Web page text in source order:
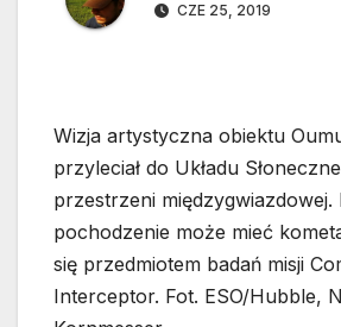
CZE 25, 2019
Wizja artystyczna obiektu
przyleciał do Układu
przestrzeni międzygwiazdowej.
pochodzenie może mieć
się przedmiotem badań misji
Interceptor. Fot. ESO/Hubble,